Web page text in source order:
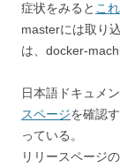
症状をみると これ
masterには取り
は、docker-
日本語ドキュメ
スページを確認
っている。
リリースページ